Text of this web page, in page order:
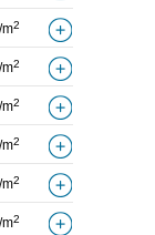
2
2
2
2
2
2